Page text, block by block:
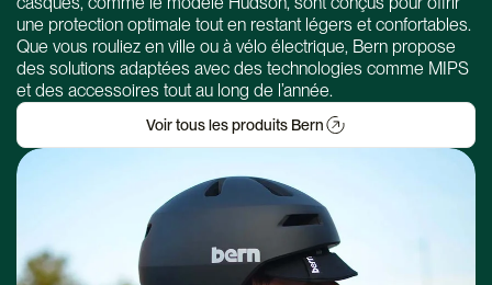
une protection optimale tout en restant légers et confortables.
Que vous rouliez en ville ou à vélo électrique, Bern propose
des solutions adaptées avec des technologies comme MIPS
et des accessoires tout au long de l’année.
Voir tous les produits Bern